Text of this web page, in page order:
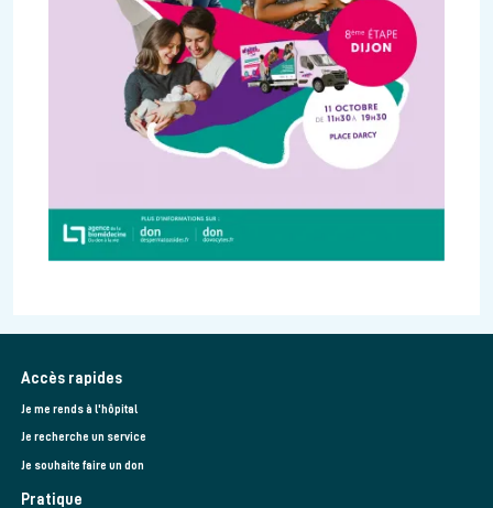
Accès rapides
Je me rends à l'hôpital
Je recherche un service
Je souhaite faire un don
Pratique